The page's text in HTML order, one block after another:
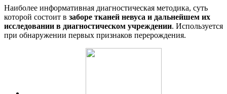
Наиболее информативная диагностическая методика, суть
которой состоит в заборе тканей невуса и дальнейшем их
исследовании в диагностическом учреждении. Используется
при обнаружении первых признаков перерождения.